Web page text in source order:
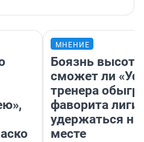
МНЕНИЕ
Боязнь
сможет ли
тренера
фаворита лиги
удержаться
месте